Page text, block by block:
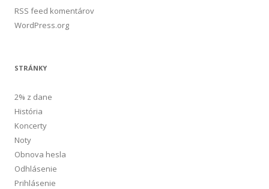
RSS feed komentárov
WordPress.org
STRÁNKY
2% z dane
História
Koncerty
Noty
Obnova hesla
Odhlásenie
Prihlásenie